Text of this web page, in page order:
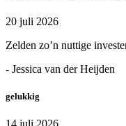
20 juli 2026
Zelden zo’n nuttige
- Jessica van der Heijden
gelukkig